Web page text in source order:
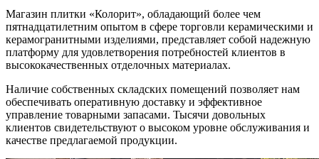
Магазин плитки «Колорит», обладающий более чем
пятнадцатилетним опытом в сфере торговли керамическими и
керамогранитными изделиями, представляет собой надежную
платформу для удовлетворения потребностей клиентов в
высококачественных отделочных материалах.
Наличие собственных складских помещений позволяет нам
обеспечивать оперативную доставку и эффективное
управление товарными запасами. Тысячи довольных
клиентов свидетельствуют о высоком уровне обслуживания и
качестве предлагаемой продукции.